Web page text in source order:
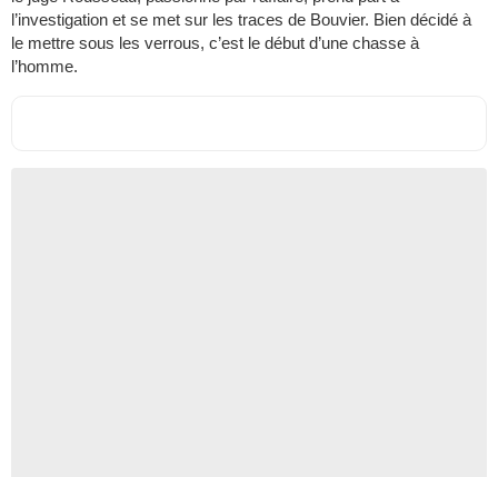
l’investigation et se met sur les traces de Bouvier. Bien décidé à
le mettre sous les verrous, c’est le début d’une chasse à
l’homme.